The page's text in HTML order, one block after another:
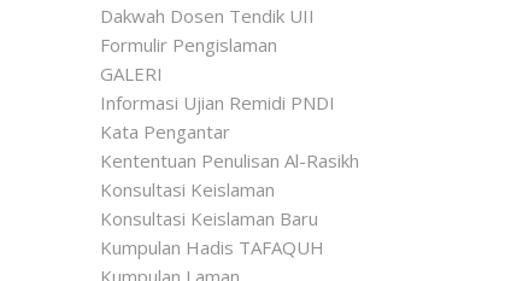
Dakwah Dosen Tendik UII
Formulir Pengislaman
GALERI
Informasi Ujian Remidi PNDI
Kata Pengantar
Kententuan Penulisan Al-Rasikh
Konsultasi Keislaman
Konsultasi Keislaman Baru
Kumpulan Hadis TAFAQUH
Kumpulan Laman